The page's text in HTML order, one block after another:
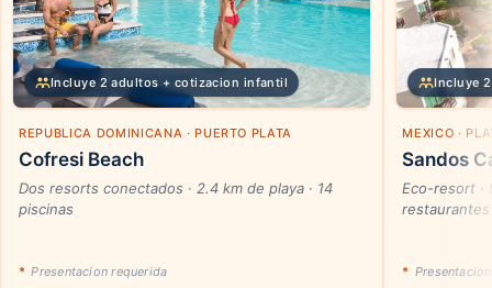
Incluye 2 adultos + cotizacion infantil
REPUBLICA DOMINICANA · PUERTO PLATA
Cofresi Beach
Dos resorts conectados · 2.4 km de playa · 14
piscinas
* Presentacion requerida
Incluye
MEXICO ·
Sandos
Eco-resort ·
restaurantes
*